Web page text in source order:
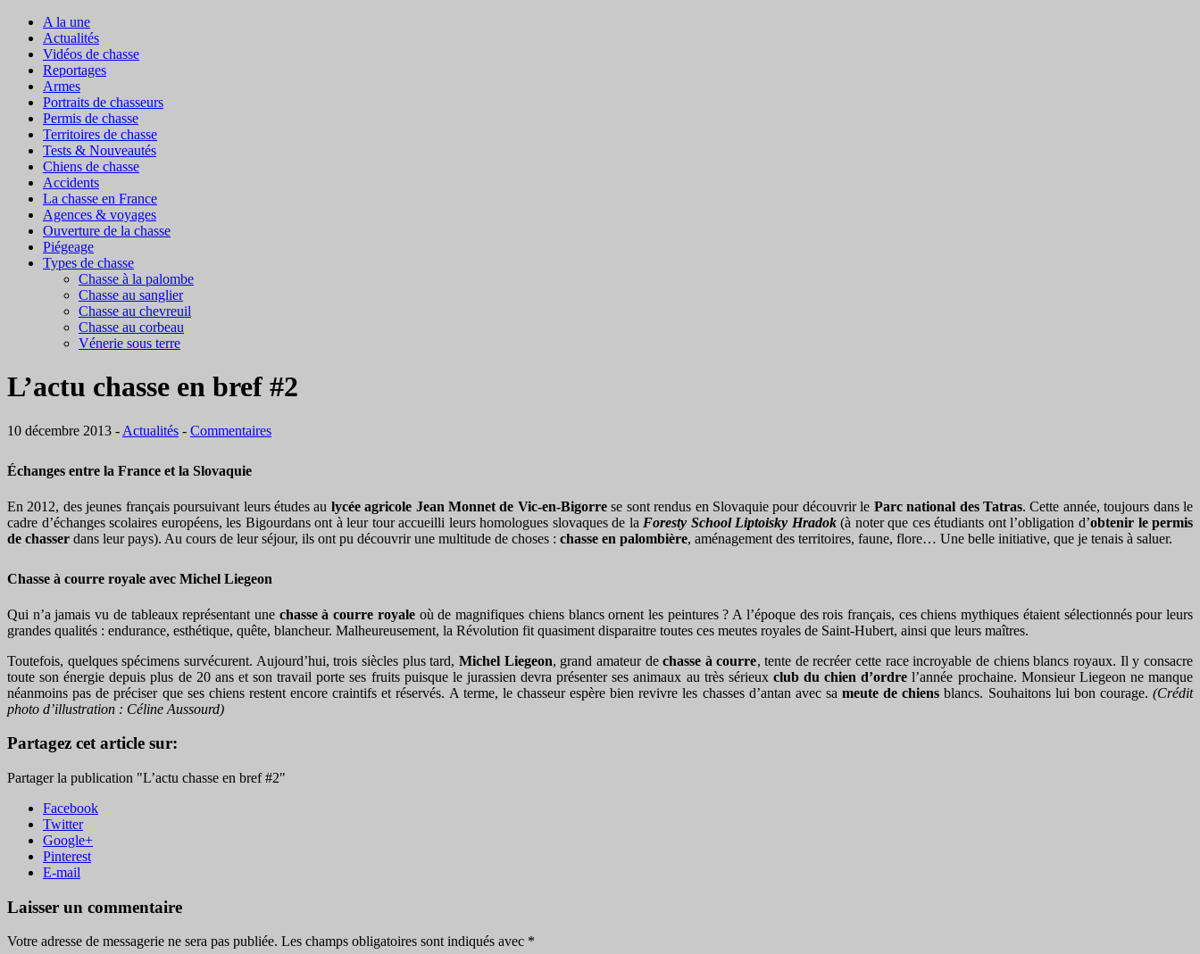
A la une
Actualités
Vidéos de chasse
Reportages
Armes
Portraits de chasseurs
Permis de chasse
Territoires de chasse
Tests & Nouveautés
Chiens de chasse
Accidents
La chasse en France
Agences & voyages
Ouverture de la chasse
Piégeage
Types de chasse
Chasse à la palombe
Chasse au sanglier
Chasse au chevreuil
Chasse au corbeau
Vénerie sous terre
L’actu chasse en bref #2
10 décembre 2013 - Actualités - Commentaires
Échanges entre la France et la Slovaquie
En 2012, des jeunes français poursuivant leurs études au lycée agricole Jean Monnet de Vic-en-Bigorrese sont rendus en Slovaquie pour découvrir le Parc national des Tatras. Cette année, toujours dans le
cadre d’échanges scolaires européens, les Bigourdans ont à leur tour accueilli leurs homologues slovaques de la Foresty School Liptoisky Hradok (à noter que ces étudiants ont l’obligation d’obtenir le permis
de chasser dans leur pays). Au cours de leur séjour, ils ont pu découvrir une multitude de choses : chasse en palombière, aménagement des territoires, faune, flore… Une belle initiative, que je tenais à saluer.
Chasse à courre royale avec Michel Liegeon
Qui n’a jamais vu de tableaux représentant une chasse à courre royaleoù de magnifiques chiens blancs ornent les peintures ? A l’époque des rois français, ces chiens mythiques étaient sélectionnés pour leurs
grandes qualités : endurance, esthétique, quête, blancheur. Malheureusement, la Révolution fit quasiment disparaitre toutes ces meutes royales de Saint-Hubert, ainsi que leurs maîtres.
Toutefois, quelques spécimens survécurent. Aujourd’hui, trois siècles plus tard, Michel Liegeon, grand amateur dechasse à courre, tente de recréer cette race incroyable de chiens blancs royaux. Il y consacre
toute son énergie depuis plus de 20 ans et son travail porte ses fruits puisque le jurassien devra présenter ses animaux au très sérieux club du chien d’ordre l’année prochaine. Monsieur Liegeon ne manque
néanmoins pas de préciser que ses chiens restent encore craintifs et réservés. A terme, le chasseur espère bien revivre les chasses d’antan avec sa meute de chiens blancs. Souhaitons lui bon courage. (Crédit
photo d’illustration : Céline Aussourd)
Partagez cet article sur:
Partager la publication "L’actu chasse en bref #2"
Facebook
Twitter
Google+
Pinterest
E-mail
Laisser un commentaire
Votre adresse de messagerie ne sera pas publiée. Les champs obligatoires sont indiqués avec *